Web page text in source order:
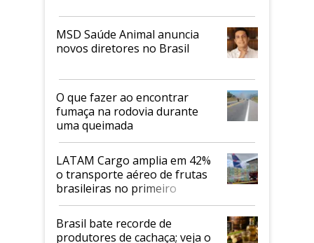
MSD Saúde Animal anuncia
novos diretores no Brasil
O que fazer ao encontrar
fumaça na rodovia durante
uma queimada
LATAM Cargo amplia em 42%
o transporte aéreo de frutas
brasileiras no primeiro
semestre
Brasil bate recorde de
produtores de cachaça; veja o